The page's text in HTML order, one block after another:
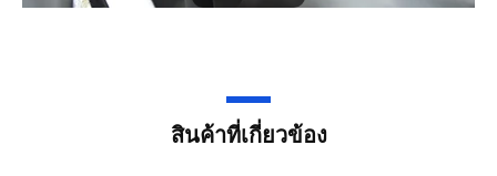
สินค้าที่เกี่ยวข้อง